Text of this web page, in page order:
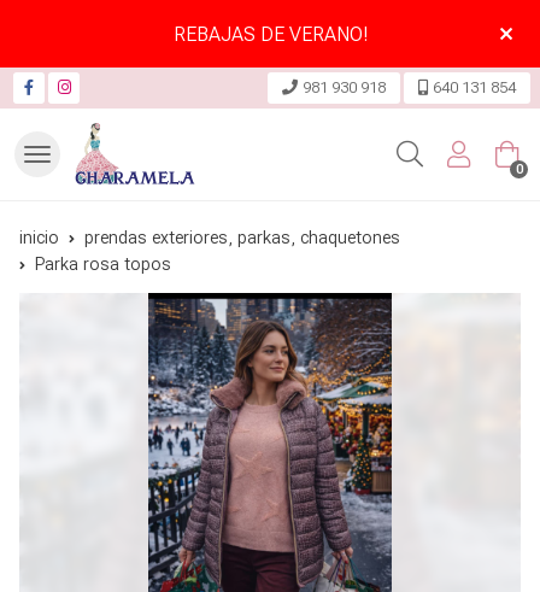
REBAJAS DE VERANO!
981 930 918 640 131 854
Buscar 0
inicio
prendas exteriores, parkas, chaquetones
Parka rosa topos